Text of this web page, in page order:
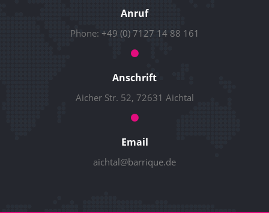
Anruf
Phone: +49 (0) 7127 14 88 161
Anschrift
Aicher Str. 52, 72631 Aichtal
Email
aichtal@barrique.de